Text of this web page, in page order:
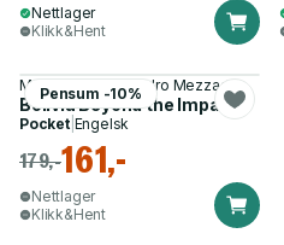
Nettlager
Klikk&Hent
Pensum -10%
Michael Hardt, Sandro Mezzadra
Bolivia Beyond the Impasse
Pocket| Engelsk
179,-161,-
Nettlager
Klikk&Hent